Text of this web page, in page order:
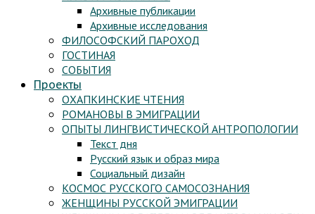
Архивные публикации
Архивные исследования
ФИЛОСОФСКИЙ ПАРОХОД
ГОСТИНАЯ
СОБЫТИЯ
Проекты
ОХАПКИНСКИЕ ЧТЕНИЯ
РОМАНОВЫ В ЭМИГРАЦИИ
ОПЫТЫ ЛИНГВИСТИЧЕСКОЙ АНТРОПОЛОГИИ
Текст дня
Русский язык и образ мира
Социальный дизайн
КОСМОС РУССКОГО САМОСОЗНАНИЯ
ЖЕНЩИНЫ РУССКОЙ ЭМИГРАЦИИ